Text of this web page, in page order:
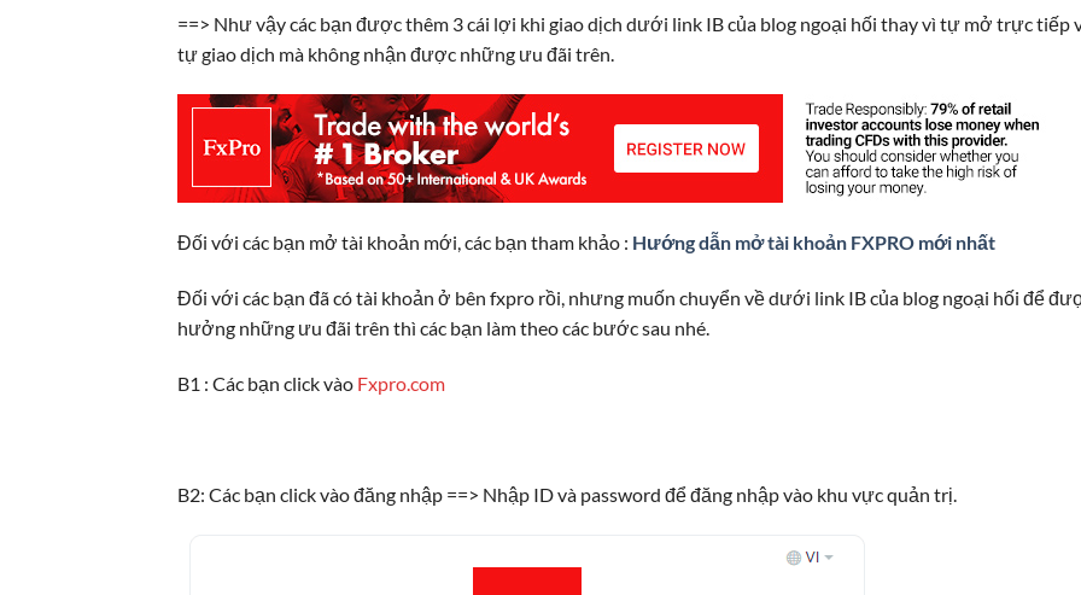
==> Như vậy các bạn được thêm 3 cái lợi khi giao dịch dưới link IB của blog ngoại hối thay vì tự mở trực tiếp
tự giao dịch mà không nhận được những ưu đãi trên.
Đối với các bạn mở tài khoản mới, các bạn tham khảo : Hướng dẫn mở tài khoản FXPRO mới nhất
Đối với các bạn đã có tài khoản ở bên fxpro rồi, nhưng muốn chuyển về dưới link IB của blog ngoại hối để
hưởng những ưu đãi trên thì các bạn làm theo các bước sau nhé.
B1 : Các bạn click vào Fxpro.com
B2: Các bạn click vào đăng nhập ==> Nhập ID và password để đăng nhập vào khu vực quản trị.